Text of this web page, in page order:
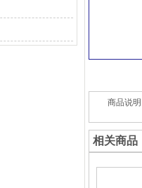
商品说明
相关商品